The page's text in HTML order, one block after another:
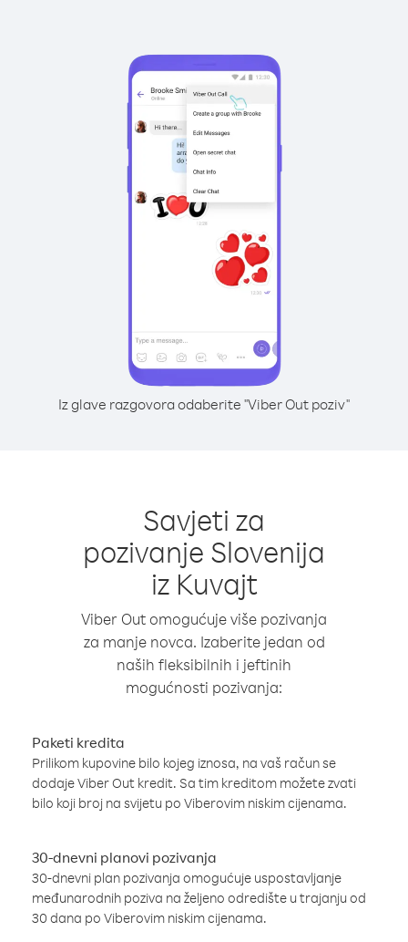
Iz glave razgovora odaberite "Viber Out poziv"
Savjeti za
pozivanje Slovenija
iz Kuvajt
Viber Out omogućuje više pozivanja
za manje novca. Izaberite jedan od
naših fleksibilnih i jeftinih
mogućnosti pozivanja:
Paketi kredita
Prilikom kupovine bilo kojeg iznosa, na vaš račun se
dodaje Viber Out kredit. Sa tim kreditom možete zvati
bilo koji broj na svijetu po Viberovim niskim cijenama.
30-dnevni planovi pozivanja
30-dnevni plan pozivanja omogućuje uspostavljanje
međunarodnih poziva na željeno odredište u trajanju od
30 dana po Viberovim niskim cijenama.